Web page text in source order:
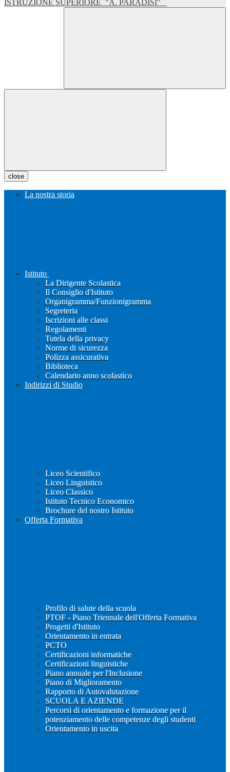
ISTRUZIONE SUPERIORE "A. PARADISI"
close
La nostra storia
Istituto
La Dirigente Scolastica
Il Consiglio d'Istituto
Organigramma/Funzionigramma
Segreteria
Iscrizioni alle classi
Regolamenti
Tutela della privacy
Norme di sicurezza
Polizza assicurativa
Biblioteca
Calendario anno scolastico
Indirizzi di Studio
Liceo Scientifico
Liceo Linguistico
Liceo Classico
Istituto Tecnico Economico
Brochure del nostro Istituto
Offerta Formativa
Profilo di salute della scuola
PTOF - Piano Triennale dell'Offerta Formativa
Progetti d'Istituto
Orientamento in entrata
PCTO
Certificazioni informatiche
Certificazioni linguistiche
Piano annuale per l'Inclusione
Piano di Miglioramento
Rapporto di Autovalutazione
SCUOLA E AZIENDE
Percorsi di orientamento e formazione per il
potenziamento delle competenze degli studenti
Orientamento in uscita